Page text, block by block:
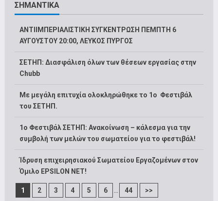
ΣΗΜΑΝΤΙΚΑ
ΑΝΤΙΙΜΠΕΡΙΑΛΙΣΤΙΚΗ ΣΥΓΚΕΝΤΡΩΣΗ ΠΕΜΠΤΗ 6
ΑΥΓΟΥΣΤΟΥ 20:00, ΛΕΥΚΟΣ ΠΥΡΓΟΣ
ΣΕΤΗΠ: Διασφάλιση όλων των θέσεων εργασίας στην
Chubb
Με μεγάλη επιτυχία ολοκληρώθηκε το 1ο Φεστιβάλ
του ΣΕΤΗΠ.
1o Φεστιβάλ ΣΕΤΗΠ: Ανακοίνωση – κάλεσμα για την
συμβολή των μελών του σωματείου για το φεστιβάλ!
Ίδρυση επιχειρησιακού Σωματείου Εργαζομένων στον
Όμιλο EPSILON NET!
1 2 3 4 5 6 ... 44 >>